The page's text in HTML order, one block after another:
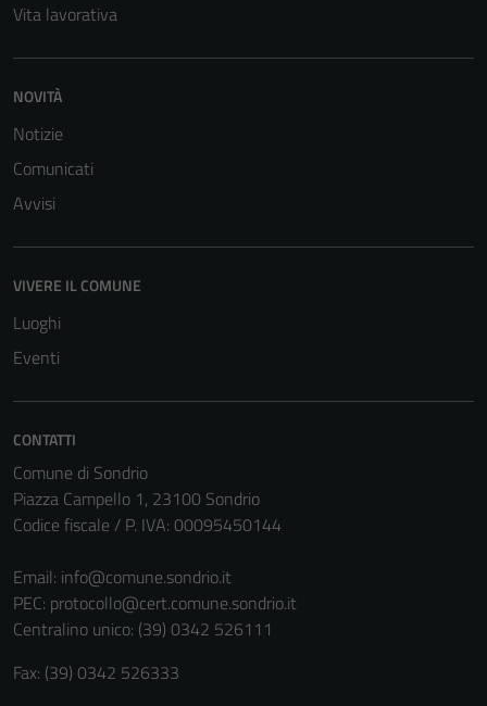
Vita lavorativa
NOVITÀ
Notizie
Comunicati
Avvisi
VIVERE IL COMUNE
Luoghi
Eventi
CONTATTI
Comune di Sondrio
Piazza Campello 1, 23100 Sondrio
Codice fiscale / P. IVA: 00095450144
Email: info@comune.sondrio.it
PEC: protocollo@cert.comune.sondrio.it
Centralino unico: (39) 0342 526111
Fax: (39) 0342 526333